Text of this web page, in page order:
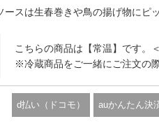
ースは生春巻きや鳥の揚げ物にピ
こちらの商品は【常温】です。
※冷蔵商品をご一緒にご注文の
d払い（ドコモ） auかんたん決